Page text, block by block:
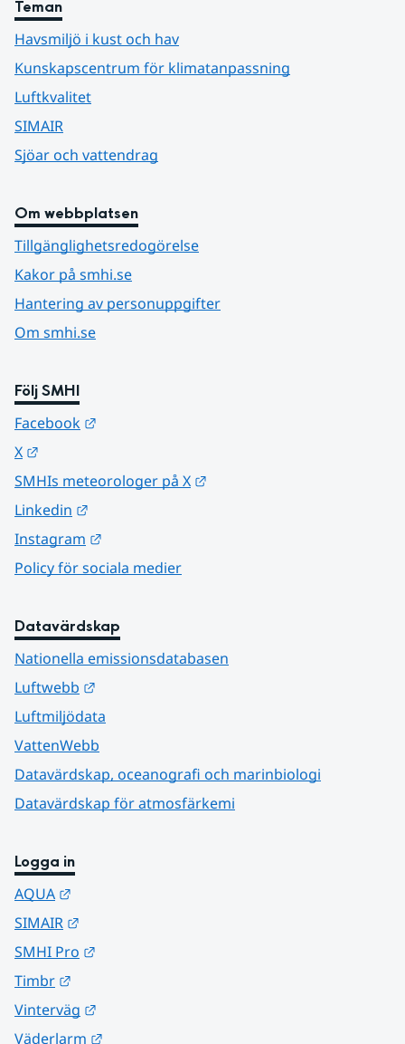
Teman
Havsmiljö i kust och hav
Kunskapscentrum för klimatanpassning
Luftkvalitet
SIMAIR
Sjöar och vattendrag
Om webbplatsen
Tillgänglighetsredogörelse
Kakor på smhi.se
Hantering av personuppgifter
Om smhi.se
Följ SMHI
Facebook
X
SMHIs meteorologer på X
Linkedin
Instagram
Policy för sociala medier
Datavärdskap
Nationella emissionsdatabasen
Luftwebb
Luftmiljödata
VattenWebb
Datavärdskap, oceanografi och marinbiologi
Datavärdskap för atmosfärkemi
Logga in
AQUA
SIMAIR
SMHI Pro
Timbr
Vinterväg
Väderlarm